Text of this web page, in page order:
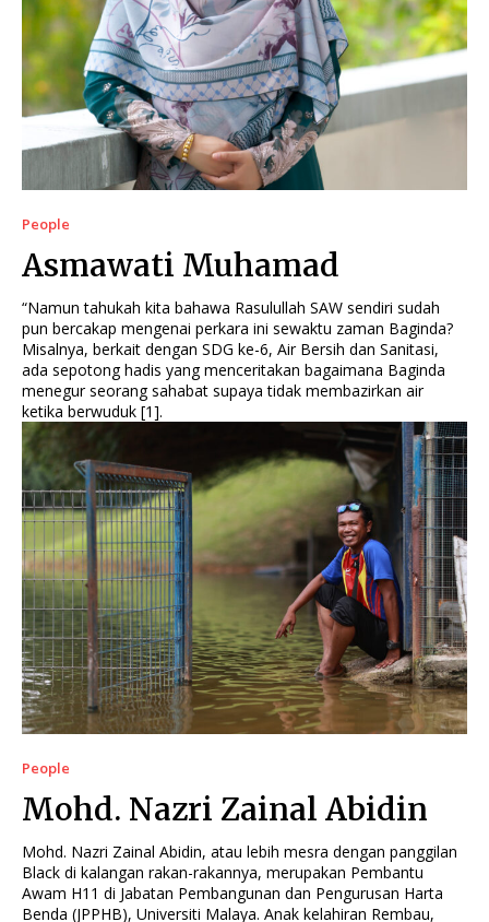
People
Asmawati Muhamad
“Namun tahukah kita bahawa Rasulullah SAW sendiri sudah
pun bercakap mengenai perkara ini sewaktu zaman Baginda?
Misalnya, berkait dengan SDG ke-6, Air Bersih dan Sanitasi,
ada sepotong hadis yang menceritakan bagaimana Baginda
menegur seorang sahabat supaya tidak membazirkan air
ketika berwuduk [1].
People
Mohd. Nazri Zainal Abidin
Mohd. Nazri Zainal Abidin, atau lebih mesra dengan panggilan
Black di kalangan rakan-rakannya, merupakan Pembantu
Awam H11 di Jabatan Pembangunan dan Pengurusan Harta
Benda (JPPHB), Universiti Malaya. Anak kelahiran Rembau,